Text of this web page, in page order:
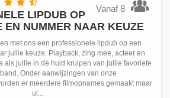
Vanaf 8
LIPDUB OP
EN NUMMER NAAR KEUZE
met ons een professionele lipdub op een
jullie keuze. Playback, zing mee, acteer en
als jullie in de huid kruipen van jullie favoriete
Onder aanwijzingen van onze
er meerdere filmopnames gemaakt maar
ui...